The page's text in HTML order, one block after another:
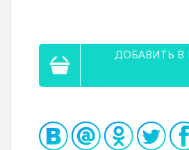
ДОБАВИТЬ В